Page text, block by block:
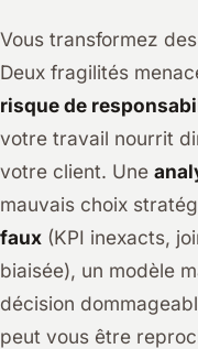
Vous transformez
Deux fragilités
risque de
votre travail nourrit
votre client. Une
mauvais choix
faux (KPI inexacts,
biaisée), un modèle
décision
peut vous être